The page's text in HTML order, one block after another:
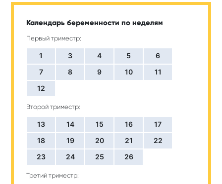
Календарь беременности по неделям
Первый триместр:
1 3 4 5
6
7
8 9 10
11
12
Второй триместр:
13 14 15 16
17
18
19 20 21
22
23
24 25 26
Третий триместр: